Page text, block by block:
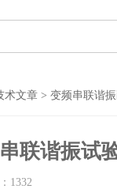
术文章 > 变频串联谐
联谐振试
1332